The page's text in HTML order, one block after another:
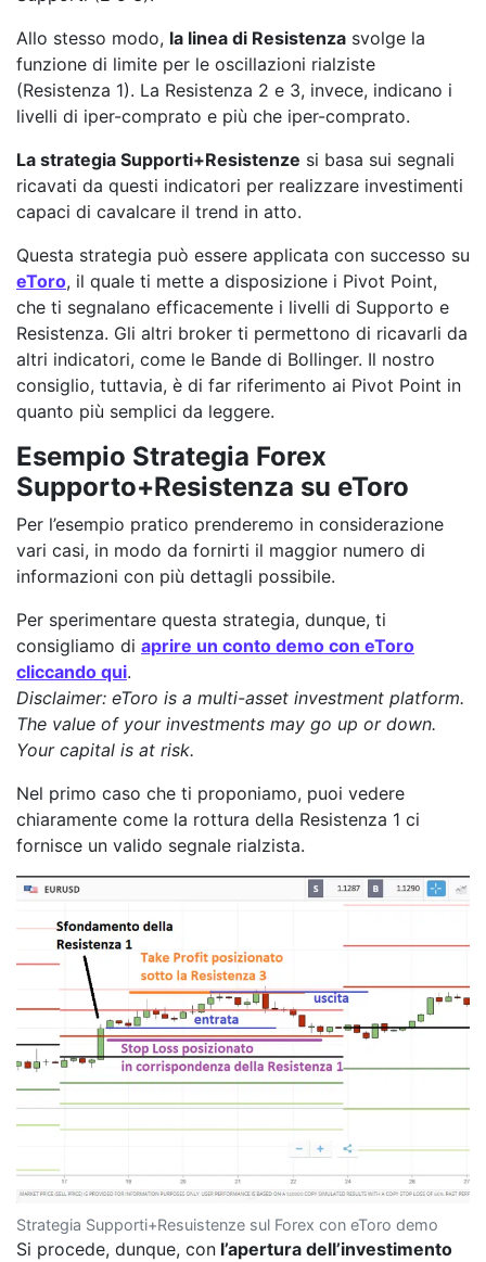
Allo stesso modo, la linea di Resistenza svolge la
funzione di limite per le oscillazioni rialziste
(Resistenza 1). La Resistenza 2 e 3, invece, indicano i
livelli di iper-comprato e più che iper-comprato.
La strategia Supporti+Resistenze si basa sui segnali
ricavati da questi indicatori per realizzare investimenti
capaci di cavalcare il trend in atto.
Questa strategia può essere applicata con successo su
eToro, il quale ti mette a disposizione i Pivot Point,
che ti segnalano efficacemente i livelli di Supporto e
Resistenza. Gli altri broker ti permettono di ricavarli da
altri indicatori, come le Bande di Bollinger. Il nostro
consiglio, tuttavia, è di far riferimento ai Pivot Point in
quanto più semplici da leggere.
Esempio Strategia Forex
Supporto+Resistenza su eToro
Per l’esempio pratico prenderemo in considerazione
vari casi, in modo da fornirti il maggior numero di
informazioni con più dettagli possibile.
Per sperimentare questa strategia, dunque, ti
consigliamo di aprire un conto demo con eToro
cliccando qui.
Disclaimer: eToro is a multi-asset investment platform.
The value of your investments may go up or down.
Your capital is at risk.
Nel primo caso che ti proponiamo, puoi vedere
chiaramente come la rottura della Resistenza 1 ci
fornisce un valido segnale rialzista.
Strategia Supporti+Resuistenze sul Forex con eToro demo
Si procede, dunque, con l’apertura dell’investimento